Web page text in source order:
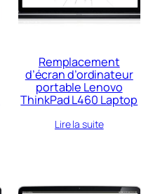
Remplacement
d’écran d’ordinateur
portable Lenovo
ThinkPad L460 Laptop
Lire la suite